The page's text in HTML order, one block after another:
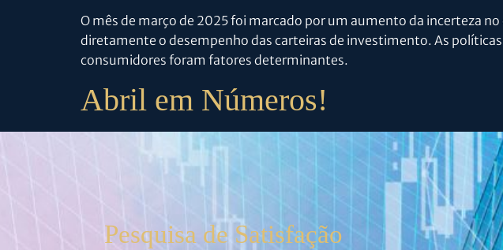
O mês de março de 2025 foi marcado por um aumento da incerteza
diretamente o desempenho das carteiras de investimento. As
consumidores foram fatores determinantes.
Abril em Números!
Pesquisa de Satisfação